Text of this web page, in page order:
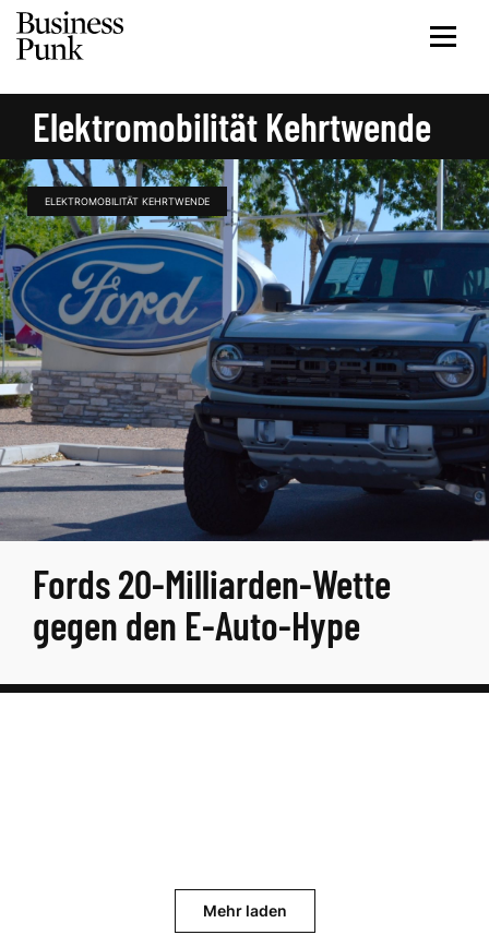
Elektromobilität Kehrtwende
ELEKTROMOBILITÄT KEHRTWENDE
Fords 20-Milliarden-Wette
gegen den E-Auto-Hype
Mehr laden